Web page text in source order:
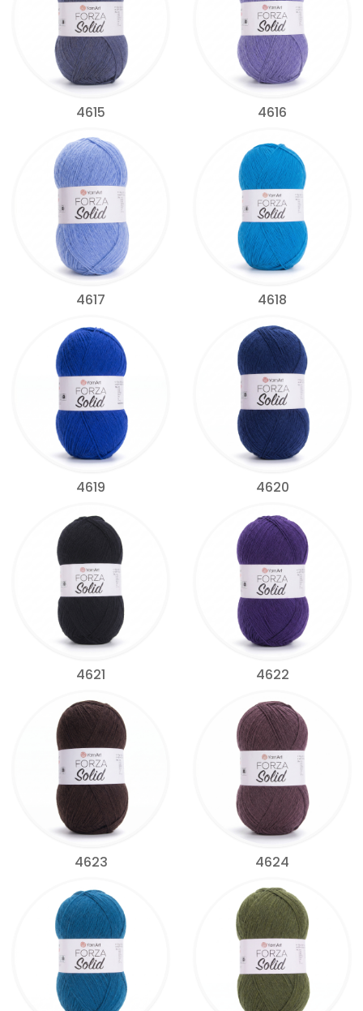
4615 4616
4617 4618
4619 4620
4621 4622
4623 4624